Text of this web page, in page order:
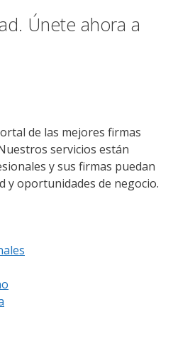
Únete ahora a
de las mejores firmas
servicios están
y sus firmas puedan
y oportunidades de negocio.